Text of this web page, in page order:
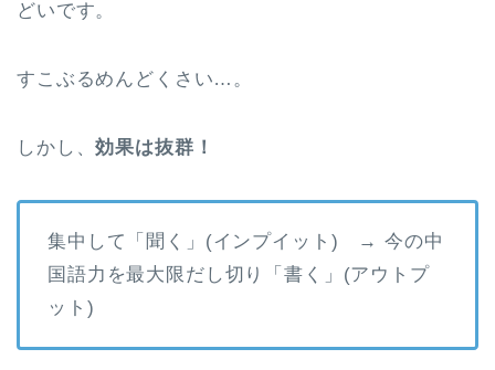
どいです。
すこぶるめんどくさい…。
しかし、効果は抜群！
集中して「聞く」(インプイット) → 今の中
国語力を最大限だし切り「書く」(アウトプ
ット)